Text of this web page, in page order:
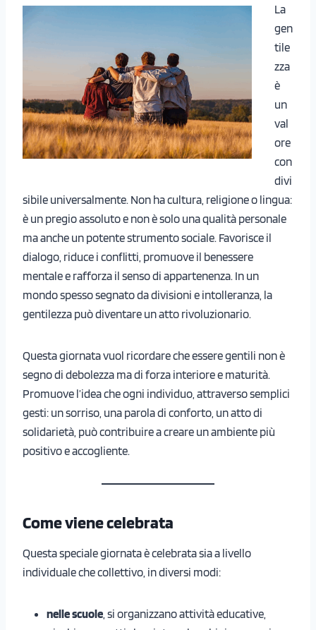
La
gen
tile
zza
è
un
val
ore
con
divi
sibile universalmente. Non ha cultura, religione o lingua:
è un pregio assoluto e non è solo una qualità personale
ma anche un potente strumento sociale. Favorisce il
dialogo, riduce i conflitti, promuove il benessere
mentale e rafforza il senso di appartenenza. In un
mondo spesso segnato da divisioni e intolleranza, la
gentilezza può diventare un atto rivoluzionario.
Questa giornata vuol ricordare che essere gentili non è
segno di debolezza ma di forza interiore e maturità.
Promuove l’idea che ogni individuo, attraverso semplici
gesti: un sorriso, una parola di conforto, un atto di
solidarietà, può contribuire a creare un ambiente più
positivo e accogliente.
Come viene celebrata
Questa speciale giornata è celebrata sia a livello
individuale che collettivo, in diversi modi:
nelle scuole , si organizzano attività educative,